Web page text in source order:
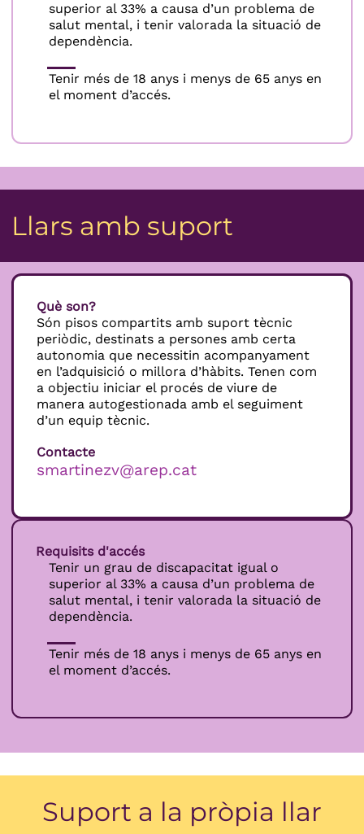
superior al 33% a causa d’un problema de
salut mental, i tenir valorada la situació de
dependència.
Tenir més de 18 anys i menys de 65 anys en
el moment d’accés.
Llars amb suport
Què son?
Són pisos compartits amb suport tècnic
periòdic, destinats a persones amb certa
autonomia que necessitin acompanyament
en l’adquisició o millora d’hàbits. Tenen com
a objectiu iniciar el procés de viure de
manera autogestionada amb el seguiment
d’un equip tècnic.
Contacte
smartinezv@arep.cat
Requisits d'accés
Tenir un grau de discapacitat igual o
superior al 33% a causa d’un problema de
salut mental, i tenir valorada la situació de
dependència.
Tenir més de 18 anys i menys de 65 anys en
el moment d’accés.
Suport a la pròpia llar